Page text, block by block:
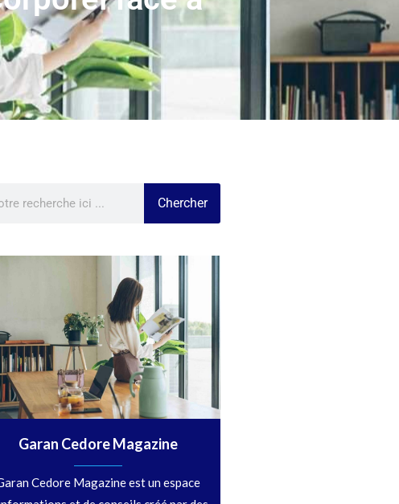
Chercher
Garan Cedore Magazine
Cedore Magazine est un espace